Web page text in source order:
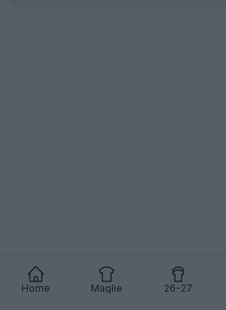
Home Maglie 26-27